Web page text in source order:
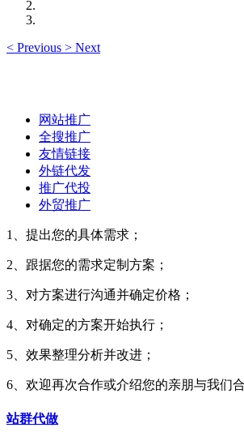
< Previous > Next
网站推广
全搜推广
友情链接
外链代发
推广代投
外贸推广
1、提出您的具体需求；
2、跟据您的需求定制方案；
3、对方案进行沟通并确定价格；
4、对确定的方案开始执行；
5、效果整理分析并改进；
6、欢迎再次合作或介绍您的亲朋与我们
站群代做